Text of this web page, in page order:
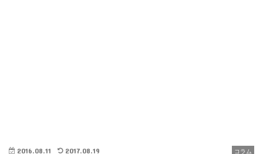
コラム
2016.08.11 2017.08.19